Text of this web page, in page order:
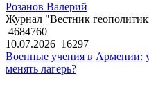
Розанов Валерий
Журнал "Вестник
4684760
10.07.2026 16297
Военные учения в Армении:
менять лагерь?